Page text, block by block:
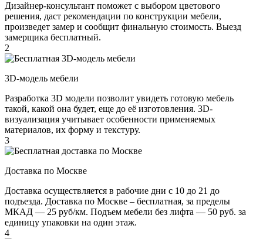
Дизайнер-консультант поможет с выбором цветового
решения, даст рекомендации по конструкции мебели,
произведет замер и сообщит финальную стоимость. Выезд
замерщика бесплатный.
2
3D-модель мебели
Разработка 3D модели позволит увидеть готовую мебель
такой, какой она будет, еще до её изготовления. 3D-
визуализация учитывает особенности применяемых
материалов, их форму и текстуру.
3
Доставка по Москве
Доставка осуществляется в рабочие дни с 10 до 21 до
подъезда. Доставка по Москве – бесплатная, за пределы
МКАД — 25 руб/км. Подъем мебели без лифта — 50 руб. за
единицу упаковки на один этаж.
4